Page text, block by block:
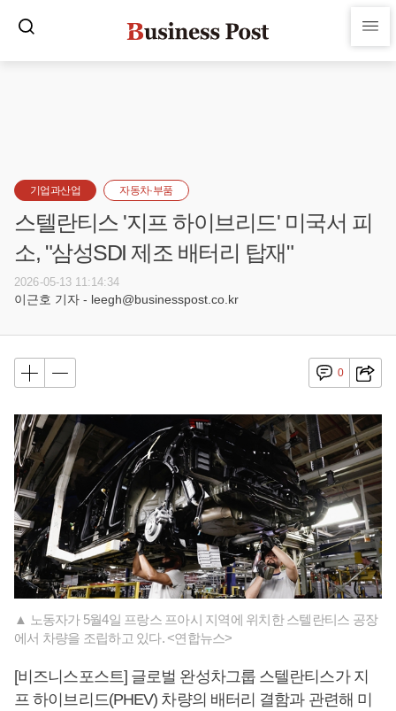
기업과산업 자동차·부품
스텔란티스 '지프 하이브리드' 미국서 피
소, "삼성SDI 제조 배터리 탑재"
2026-05-13 11:14:34
이근호 기자 - leegh@businesspost.co.kr
0
▲ 노동자가 5월4일 프랑스 프아시 지역에 위치한 스텔란티스 공장
에서 차량을 조립하고 있다. <연합뉴스>
[비즈니스포스트] 글로벌 완성차그룹 스텔란티스가 지
프 하이브리드(PHEV) 차량의 배터리 결함과 관련해 미